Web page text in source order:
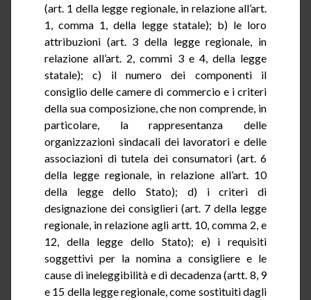
(art. 1 della legge regionale, in relazione all’art.
1, comma 1, della legge statale); b) le loro
attribuzioni (art. 3 della legge regionale, in
relazione all’art. 2, commi 3 e 4, della legge
statale); c) il numero dei componenti il
consiglio delle camere di commercio e i criteri
della sua composizione, che non comprende, in
particolare, la rappresentanza delle
organizzazioni sindacali dei lavoratori e delle
associazioni di tutela dei consumatori (art. 6
della legge regionale, in relazione all’art. 10
della legge dello Stato); d) i criteri di
designazione dei consiglieri (art. 7 della legge
regionale, in relazione agli artt. 10, comma 2, e
12, della legge dello Stato); e) i requisiti
soggettivi per la nomina a consigliere e le
cause di ineleggibilità e di decadenza (artt. 8, 9
e 15 della legge regionale, come sostituiti dagli